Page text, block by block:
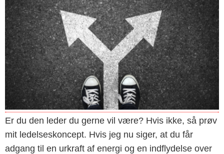
Er du den leder du gerne vil være? Hvis ikke, så prøv
mit ledelseskoncept. Hvis jeg nu siger, at du får
adgang til en urkraft af energi og en indflydelse over